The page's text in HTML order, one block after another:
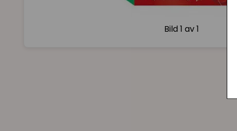
Bild1 av 1